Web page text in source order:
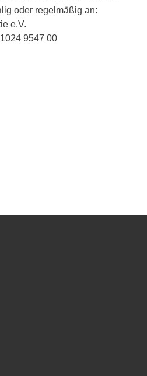
oder regelmäßig an:
e.V.
9547 00